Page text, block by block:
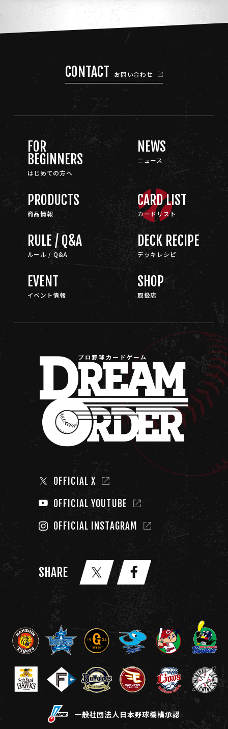
CONTACT お問い合わせ
FOR
BEGINNERS
はじめての方へ
NEWS
ニュース
PRODUCTS
商品情報
CARD LIST
カードリスト
RULE / Q&A
ルール / Q&A
DECK RECIPE
デッキレシピ
EVENT
イベント情報
SHOP
取扱店
OFFICIAL X
OFFICIAL YOUTUBE
OFFICIAL INSTAGRAM
SHARE
一般社団法人日本野球機構承認